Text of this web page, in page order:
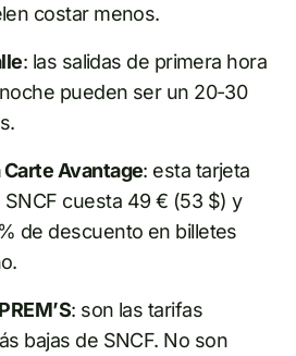
costar menos.
: las salidas de primera hora
pueden ser un 20-30
Avantage: esta tarjeta
cuesta 49 € (53 $) y
de descuento en billetes
: son las tarifas
bajas de SNCF. No son